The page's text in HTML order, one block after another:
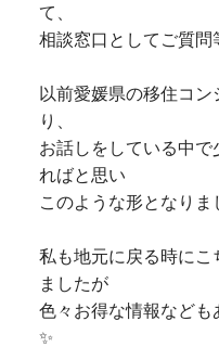
て、
相談窓口としてご質
以前愛媛県の移住コ
り、
お話しをしている中
ればと思い
このような形となりま
私も地元に戻る時にこ
ましたが
色々お得な情報など
✨